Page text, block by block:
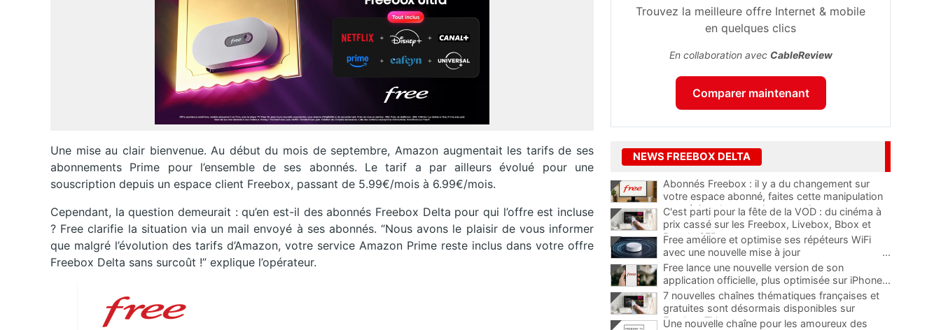
Une mise au clair bienvenue. Au début du mois de septembre, Amazon augmentait les tarifs de ses
abonnements Prime pour l’ensemble de ses abonnés. Le tarif a par ailleurs évolué pour une
souscription depuis un espace client Freebox, passant de 5.99€/mois à 6.99€/mois.
Cependant, la question demeurait : qu’en est-il des abonnés Freebox Delta pour qui l’offre est incluse
? Free clarifie la situation via un mail envoyé à ses abonnés. “Nous avons le plaisir de vous informer
que malgré l’évolution des tarifs d’Amazon, votre service Amazon Prime reste inclus dans votre offre
Freebox Delta sans surcoût !” explique l’opérateur.
Trouvez la meilleure offre Internet & mobile
en quelques clics
En collaboration avec CableReview
Comparer maintenant
NEWS FREEBOX DELTA
Abonnés Freebox : il y a du changement sur
votre espace abonné, faites cette manipulation
pour éviter de mauvaises surprises
C'est parti pour la fête de la VOD : du cinéma à
prix cassé sur les Freebox, Livebox, Bbox et
Box de SFR
Free améliore et optimise ses répéteurs WiFi
avec une nouvelle mise à jour
...
Free lance une nouvelle version de son
application officielle, plus optimisée sur iPhone...
7 nouvelles chaînes thématiques françaises et
gratuites sont désormais disponibles sur
Freebox TV
Une nouvelle chaîne pour les amoureux des